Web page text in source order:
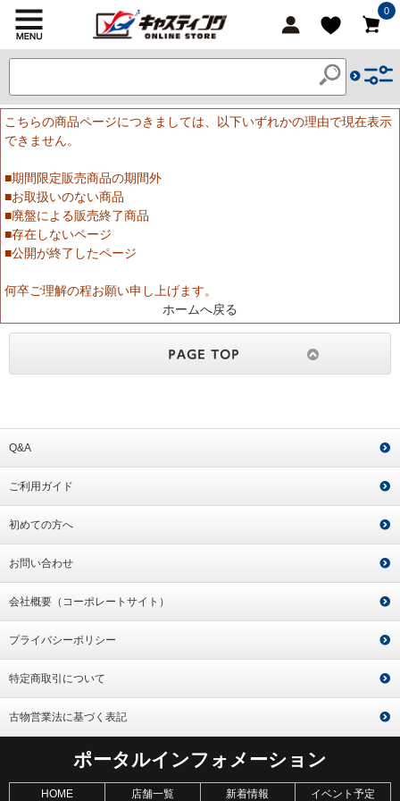
0
こちらの商品ページにつきましては、以下いずれかの理由で現在表示
できません。
■期間限定販売商品の期間外
■お取扱いのない商品
■廃盤による販売終了商品
■存在しないページ
■公開が終了したページ
何卒ご理解の程お願い申し上げます。
ホームへ戻る
Q&A
ご利用ガイド
初めての方へ
お問い合わせ
会社概要（コーポレートサイト）
プライバシーポリシー
特定商取引について
古物営業法に基づく表記
ポータルインフォメーション
HOME 店舗一覧 新着情報 イベント予定